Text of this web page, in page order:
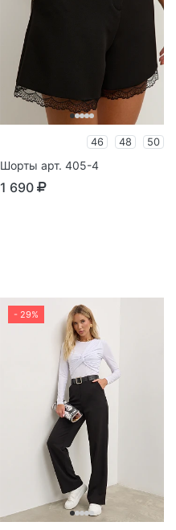
46 48 50
Шорты арт. 405-4
1 690
- 29%